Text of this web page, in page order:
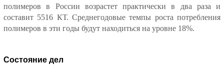
полимеров в России возрастет практически в два раза и
составит 5516 КТ. Среднегодовые темпы роста потребления
полимеров в эти годы будут находиться на уровне 18%.
Состояние дел